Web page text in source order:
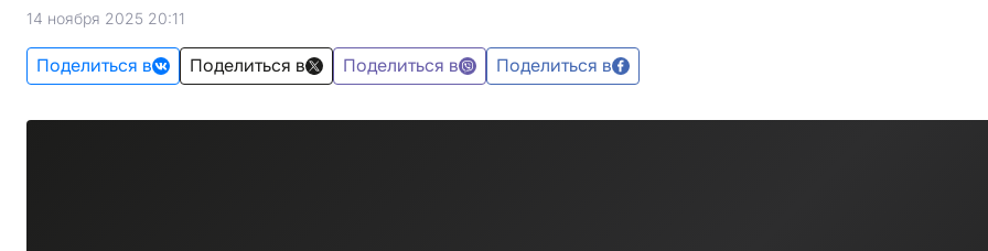
14 ноября 2025 20:11
Поделиться в Поделиться в Поделиться в Поделиться в